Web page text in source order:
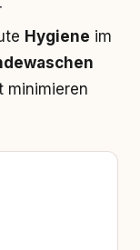
Hygiene im
minimieren